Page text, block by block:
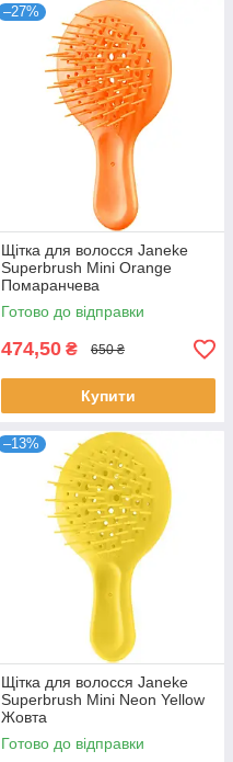
–27%
Щітка для волосся Janeke
Superbrush Mini Orange
Помаранчева
Готово до відправки
474,50 ₴ 650 ₴
Купити
–13%
Щітка для волосся Janeke
Superbrush Mini Neon Yellow
Жовта
Готово до відправки